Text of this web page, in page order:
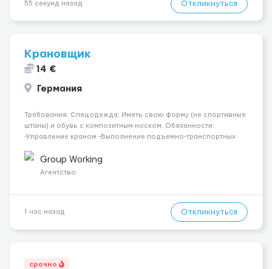
55 секунд назад Откликнуться
Крановщик
14 €
Германия
Требования: Спецодежда: Иметь свою форму (не спортивные
штаны) и обувь с композитным носком. Обязанности:
-Управление краном -Выполнение подъемно-транспортных
инструкций по безопасности. -Опыт управления различными
типами кранов (моб...
Group Working
Агентство
1 час назад Откликнуться
срочно